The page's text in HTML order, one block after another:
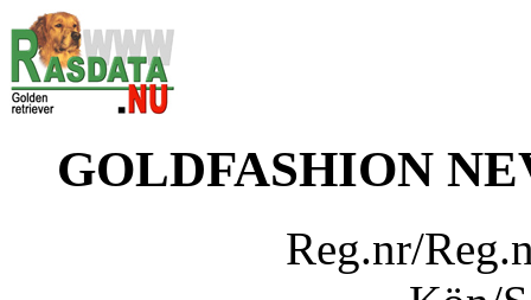
GOLDFASHION
Reg.nr/